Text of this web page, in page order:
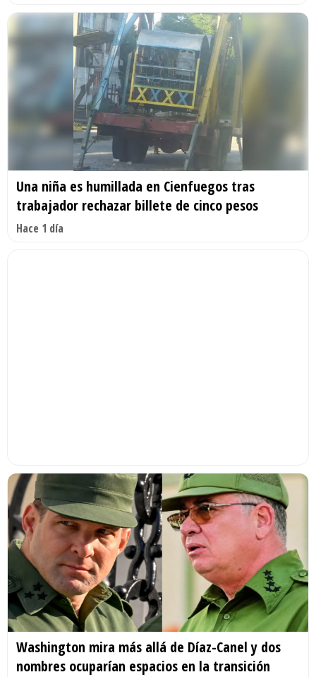
Una niña es humillada en Cienfuegos tras
trabajador rechazar billete de cinco pesos
Hace 1 día
Washington mira más allá de Díaz-Canel y dos
nombres ocuparían espacios en la transición